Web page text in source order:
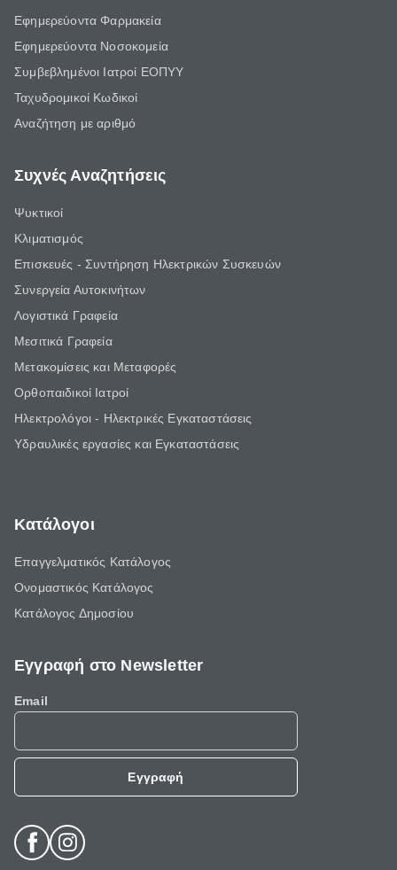
Εφημερεύοντα Φαρμακεία
Εφημερεύοντα Νοσοκομεία
Συμβεβλημένοι Ιατροί ΕΟΠΥΥ
Ταχυδρομικοί Κωδικοί
Αναζήτηση με αριθμό
Συχνές Αναζητήσεις
Ψυκτικοί
Κλιματισμός
Επισκευές - Συντήρηση Ηλεκτρικών Συσκευών
Συνεργεία Αυτοκινήτων
Λογιστικά Γραφεία
Μεσιτικά Γραφεία
Μετακομίσεις και Μεταφορές
Ορθοπαιδικοί Ιατροί
Ηλεκτρολόγοι - Ηλεκτρικές Εγκαταστάσεις
Υδραυλικές εργασίες και Εγκαταστάσεις
Κατάλογοι
Επαγγελματικός Κατάλογος
Ονομαστικός Κατάλογος
Κατάλογος Δημοσίου
Εγγραφή στο Newsletter
Email
Εγγραφή